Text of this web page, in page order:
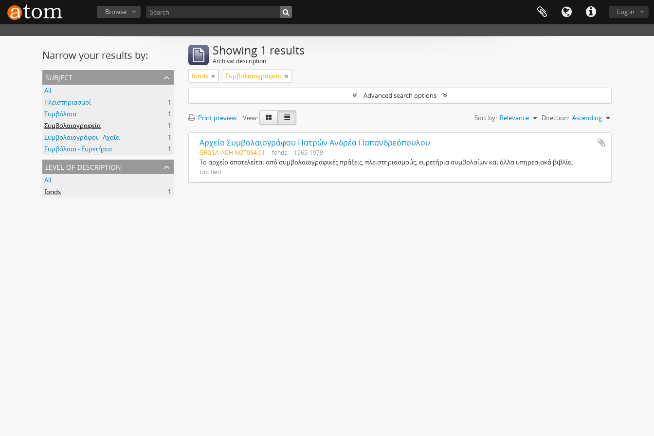
Log in
Browse
Narrow your results by:
subject
All
Πλειστηριασμοί
1
Συμβόλαια
1
Συμβολαιογραφεία
1
Συμβολαιογράφοι - Αχαΐα
1
Συμβόλαια - Ευρετήρια
1
level of description
All
fonds
1
Showing 1 results
Archival description
fonds Συμβολαιογραφεία
Advanced search options
Print preview View: Sort by: Relevance Direction: Ascending
Αρχείο Συμβολαιογράφου Πατρών Ανδρέα Παπανδρεόπουλου
GRGSA-ACH NOT064.01 fonds 1965-1979
Το αρχείο αποτελείται από συμβολαιογραφικές πράξεις, πλειστηριασμούς, ευρετήρια συμβολαίων και άλλα υπηρεσιακά βιβλία.
Untitled